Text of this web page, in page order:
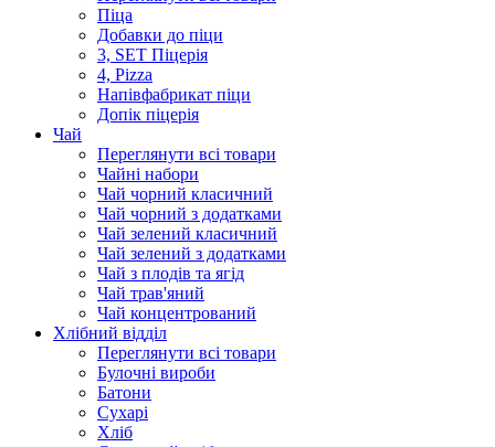
Піца
Добавки до піци
3, SET Піцерія
4, Pizza
Напівфабрикат піци
Допік піцерія
Чай
Переглянути всі товари
Чайні набори
Чай чорний класичний
Чай чорний з додатками
Чай зелений класичний
Чай зелений з додатками
Чай з плодів та ягід
Чай трав'яний
Чай концентрований
Хлібний відділ
Переглянути всі товари
Булочні вироби
Батони
Сухарі
Хліб